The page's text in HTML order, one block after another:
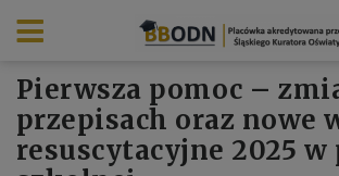
Pierwsza pomoc –
przepisach oraz nowe
resuscytacyjne 2025